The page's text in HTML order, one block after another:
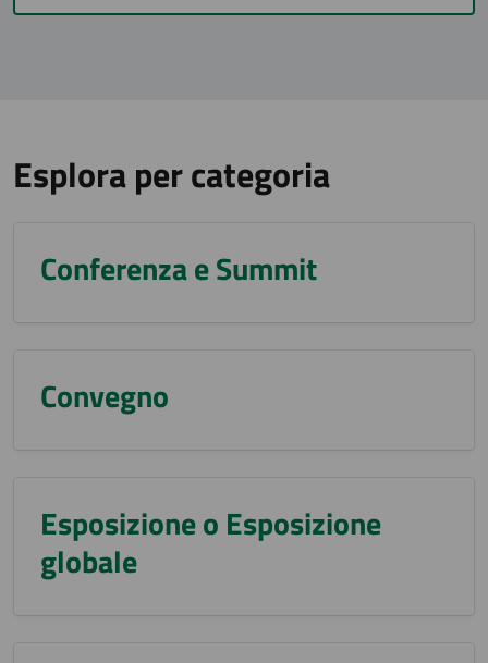
Esplora per categoria
Conferenza e Summit
Convegno
Esposizione o Esposizione
globale